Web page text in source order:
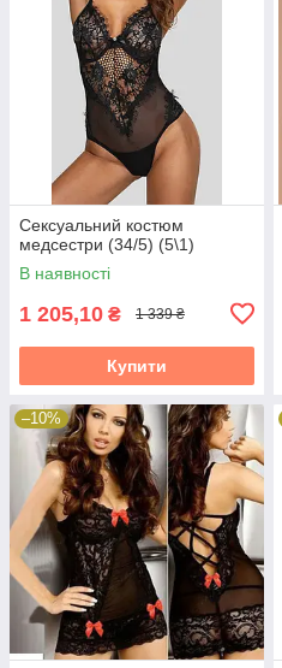
Сексуальний костюм
медсестри (34/5) (5\1)
В наявності
1 205,10 ₴ 1 339 ₴
Купити
–10%